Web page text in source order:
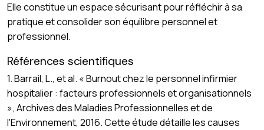
Elle constitue un espace sécurisant pour réfléchir à sa
pratique et consolider son équilibre personnel et
professionnel.
Références scientifiques
1. Barrail, L., et al. « Burnout chez le personnel infirmier
hospitalier : facteurs professionnels et organisationnels
», Archives des Maladies Professionnelles et de
l'Environnement, 2016. Cette étude détaille les causes